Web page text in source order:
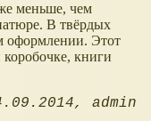
меньше, чем
В твёрдых
оформлении. Этот
книги
admin